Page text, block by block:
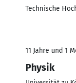
Technische
11 Jahre und 1
Physik